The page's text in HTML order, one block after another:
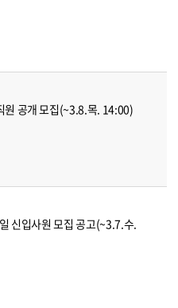
원 공개 모집(~3.8.목. 14:00)
신입사원 모집 공고(~3.7.수.